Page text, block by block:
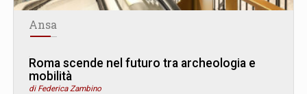
Ansa
Roma scende nel futuro tra archeologia e
mobilità
di Federica Zambino